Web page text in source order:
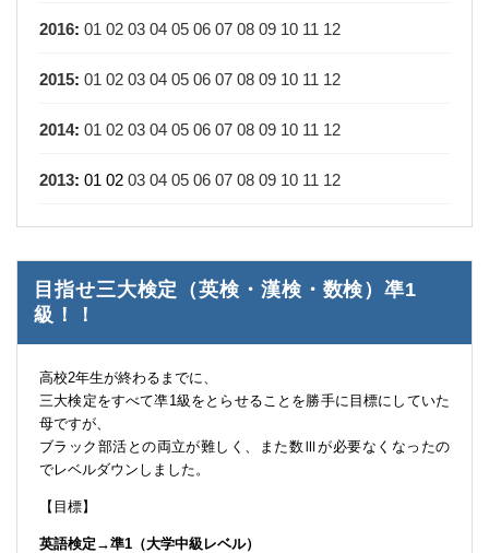
2016: 01 02 03 04 05 06 07 08 09 10 11 12
2015: 01 02 03 04 05 06 07 08 09 10 11 12
2014: 01 02 03 04 05 06 07 08 09 10 11 12
2013: 01 02 03 04 05 06 07 08 09 10 11 12
目指せ三大検定（英検・漢検・数検）凖1
級！！
高校2年生が終わるまでに、
三大検定をすべて凖1級をとらせることを勝手に目標にしていた
母ですが、
ブラック部活との両立が難しく、また数Ⅲが必要なくなったの
でレベルダウンしました。
【目標】
英語検定→準1（大学中級レベル）